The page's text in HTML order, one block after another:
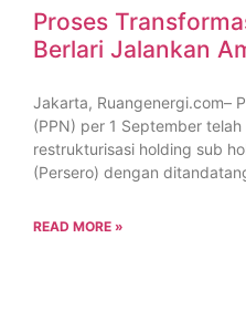
Proses
Berlari Jalankan
Jakarta, Ruangenergi.com–
(PPN) per 1 September
restrukturisasi holding sub
(Persero) dengan
READ MORE »